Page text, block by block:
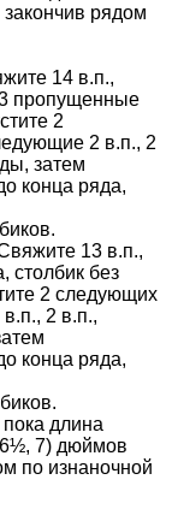
рядом
14 в.п.,
пропущенные
2
2 в.п., 2
затем
конца ряда,
13 в.п.,
столбик без
2 следующих
2 в.п.,
конца ряда,
длина
6½, 7) дюймов
по изнаночной